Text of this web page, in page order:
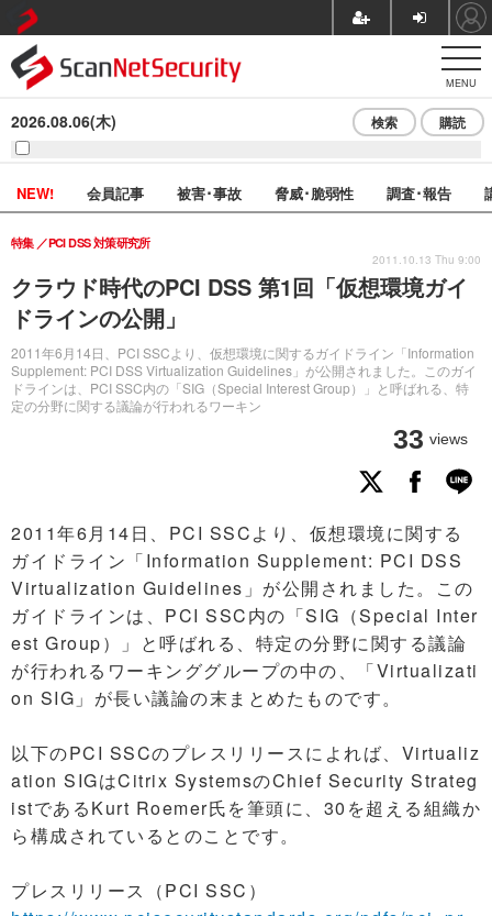
MENU
2026.08.06(木) 検索 購読
NEW! 会員記事 被害･事故 脅威･脆弱性 調査･報告
クラウド時代のPCI DSS 第1回「仮想環境ガイ
ドラインの公開」
2011年6月14日、PCI SSCより、仮想環境に関するガイドライン「Information
Supplement: PCI DSS Virtualization Guidelines」が公開されました。このガイ
ドラインは、PCI SSC内の「SIG（Special Interest Group）」と呼ばれる、特
定の分野に関する議論が行われるワーキン
特集 PCI DSS 対策研究所
33 views
2011.10.13 Thu 9:00
2011年6月14日、PCI SSCより、仮想環境に関する
ガイドライン「Information Supplement: PCI DSS
Virtualization Guidelines」が公開されました。この
ガイドラインは、PCI SSC内の「SIG（Special Inter
est Group）」と呼ばれる、特定の分野に関する議論
が行われるワーキンググループの中の、「Virtualizati
on SIG」が長い議論の末まとめたものです。
以下のPCI SSCのプレスリリースによれば、Virtualiz
ation SIGはCitrix SystemsのChief Security Strateg
istであるKurt Roemer氏を筆頭に、30を超える組織か
ら構成されているとのことです。
プレスリリース（PCI SSC）